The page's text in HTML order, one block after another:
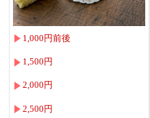
1,000円前後
1,500円
2,000円
2,500円